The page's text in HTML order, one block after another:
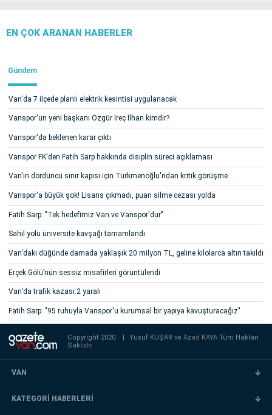
EN ÇOK ARANAN HABERLER
Gündem
Van'da 7 ilçede planlı elektrik kesintisi uygulanacak
Vanspor'un yeni başkanı Özgür İreç İlhan kimdir?
Vanspor'da beklenen karar çıktı
Vanspor FK'den Fatih Sarp hakkında disiplin süreci açıklaması
Van'ın dördüncü sınır kapısı için Türkmenoğlu'ndan kritik görüşme
Vanspor'a büyük şok! Lisans çıkmadı, puan silme cezası yolda
Fatih Sarp: "Tek hedefimiz Van ve Vanspor'dur"
Sahil yolu üniversite kavşağı tamamlandı
Van’daki düğünde damada yaklaşık 20 milyon TL, geline kilolarca altın takıldı
Erçek Gölü’nün sessiz misafirleri görüntülendi
Van’da trafik kazası:2 yaralı
Fatih Sarp: "95 ruhuyla Vanspor'u kurumsal bir yapıya kavuşturacağız"
Copyright 2020 | Yusuf KUŞAR veAzad KAYATüm Hakları
Saklıdır.
VAN
KATEGORİ HABERLERİ